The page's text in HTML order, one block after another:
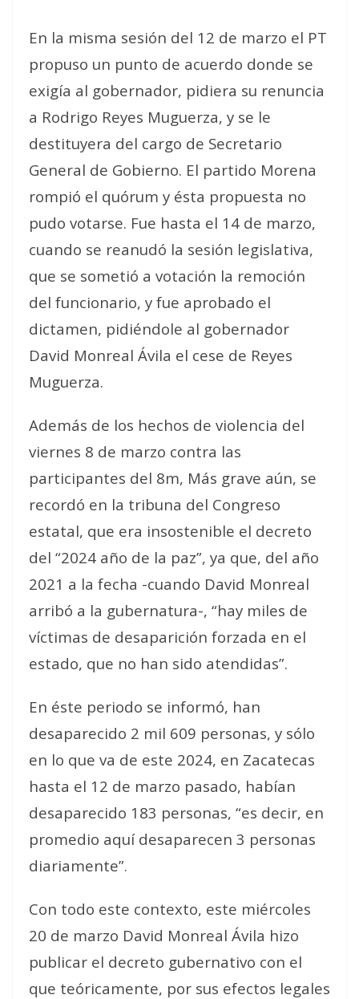
En la misma sesión del 12 de marzo el PT
propuso un punto de acuerdo donde se
exigía al gobernador, pidiera su renuncia
a Rodrigo Reyes Muguerza, y se le
destituyera del cargo de Secretario
General de Gobierno. El partido Morena
rompió el quórum y ésta propuesta no
pudo votarse. Fue hasta el 14 de marzo,
cuando se reanudó la sesión legislativa,
que se sometió a votación la remoción
del funcionario, y fue aprobado el
dictamen, pidiéndole al gobernador
David Monreal Ávila el cese de Reyes
Muguerza.
Además de los hechos de violencia del
viernes 8 de marzo contra las
participantes del 8m, Más grave aún, se
recordó en la tribuna del Congreso
estatal, que era insostenible el decreto
del “2024 año de la paz”, ya que, del año
2021 a la fecha -cuando David Monreal
arribó a la gubernatura-, “hay miles de
víctimas de desaparición forzada en el
estado, que no han sido atendidas”.
En éste periodo se informó, han
desaparecido 2 mil 609 personas, y sólo
en lo que va de este 2024, en Zacatecas
hasta el 12 de marzo pasado, habían
desaparecido 183 personas, “es decir, en
promedio aquí desaparecen 3 personas
diariamente”.
Con todo este contexto, este miércoles
20 de marzo David Monreal Ávila hizo
publicar el decreto gubernativo con el
que teóricamente, por sus efectos legales